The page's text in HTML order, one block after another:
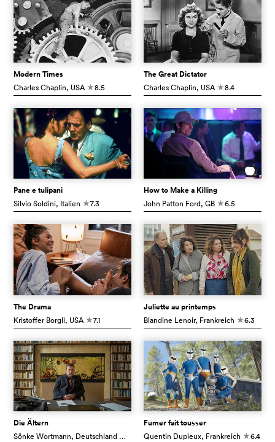
Modern Times
Charles Chaplin, USA c8.5
The Great Dictator
Charles Chaplin, USA c8.4
Pane e tulipani
Silvio Soldini, Italien c7.3
How to Make a Killing
John Patton Ford, GB c6.5
The Drama
Kristoffer Borgli, USA c7.1
Juliette au printemps
Blandine Lenoir, Frankreich c6.3
Die Ältern
Sönke Wortmann, Deutschland
Fumer fait tousser
Quentin Dupieux, Frankreich c6.4